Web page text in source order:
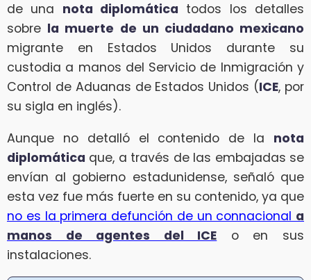
de una nota diplomática todos los detalles
sobre la muerte de un ciudadano mexicano
migrante en Estados Unidos durante su
custodia a manos del Servicio de Inmigración y
Control de Aduanas de Estados Unidos (ICE, por
su sigla en inglés).
Aunque no detalló el contenido de la nota
diplomática que, a través de las embajadas se
envían al gobierno estadunidense, señaló que
esta vez fue más fuerte en su contenido, ya que
no es la primera defunción de un connacional a
manos de agentes del ICE o en sus
instalaciones.